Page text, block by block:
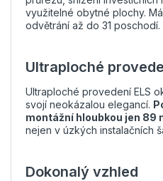
využitelné obytné plochy.
odvětrání až do 31 poschodí.
Ultraploché
Ultraploché provedení ELS
svojí neokázalou elegancí.
montážní hloubkou jen 89
nejen v úzkých instalačních
Dokonalý vzhled